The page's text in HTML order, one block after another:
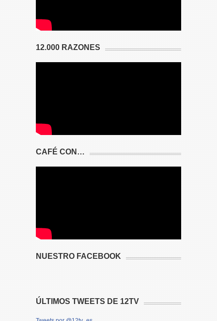
12.000 RAZONES
CAFÉ CON…
NUESTRO FACEBOOK
ÚLTIMOS TWEETS DE 12TV